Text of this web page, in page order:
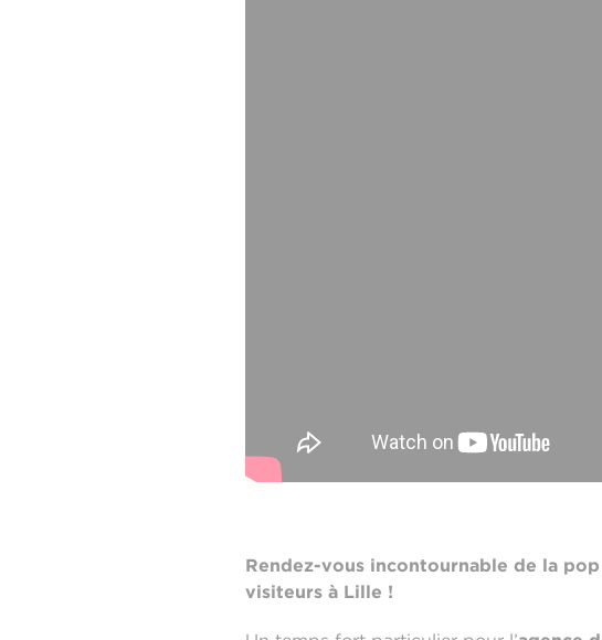
Rendez-vous incontournable de la
visiteurs à Lille !